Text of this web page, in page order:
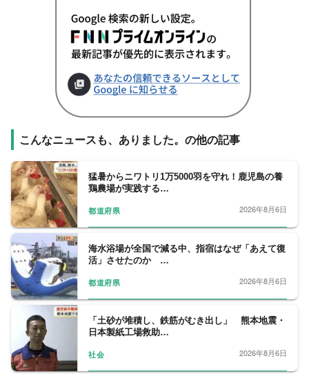
こんなニュースも、ありました。の他の記事
猛暑からニワトリ1万5000羽を守れ！鹿児島の養
鶏農場が実践する…
都道府県 2026年8月6日
海水浴場が全国で減る中、指宿はなぜ「あえて復
活」させたのか …
都道府県 2026年8月6日
「土砂が堆積し、鉄筋がむき出し」 熊本地震・
日本製紙工場救助…
社会 2026年8月6日